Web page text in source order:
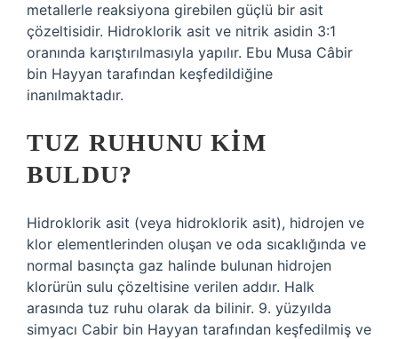
metallerle reaksiyona girebilen güçlü bir asit
çözeltisidir. Hidroklorik asit ve nitrik asidin 3:1
oranında karıştırılmasıyla yapılır. Ebu Musa Câbir
bin Hayyan tarafından keşfedildiğine
inanılmaktadır.
TUZ RUHUNU KIM
BULDU?
Hidroklorik asit (veya hidroklorik asit), hidrojen ve
klor elementlerinden oluşan ve oda sıcaklığında ve
normal basınçta gaz halinde bulunan hidrojen
klorürün sulu çözeltisine verilen addır. Halk
arasında tuz ruhu olarak da bilinir. 9. yüzyılda
simyacı Cabir bin Hayyan tarafından keşfedilmiş ve